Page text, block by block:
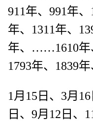
911年、991年、
年、1311年、
年、……1610年
1793年、1839
1月15日、3月
日、9月12日、